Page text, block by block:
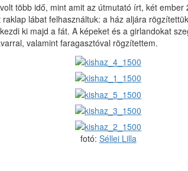
több idő, mint amit az útmutató írt, két
lábat felhasználtuk: a ház aljára
ki majd a fát. A képeket és a girlandokat
valamint faragasztóval rögzítettem.
fotó: Séllei Lilla